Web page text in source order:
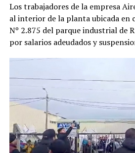
Los trabajadores de la empresa
al interior de la planta ubicada en
Nº 2.875 del parque industrial de
por salarios adeudados y